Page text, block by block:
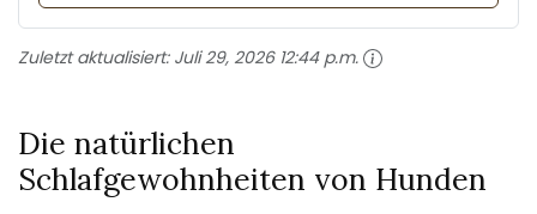
Zuletzt aktualisiert: Juli 29, 2026 12:44 p.m.
Die natürlichen
Schlafgewohnheiten von Hunden